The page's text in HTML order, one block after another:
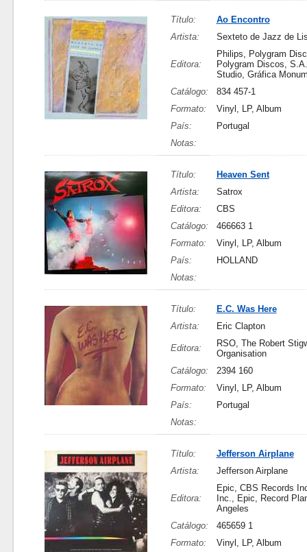
Título:
Ao Encontro
Artista:
Sexteto de Jazz de
Editora:
Philips, Polygram
Polygram Discos,
Studio, Gráfica
Catálogo:
834 457-1
Formato:
Vinyl, LP, Album
País:
Portugal
Notas:
Título:
Heaven Sent
Artista:
Satrox
Editora:
CBS
Catálogo:
466663 1
Formato:
Vinyl, LP, Album
País:
HOLLAND
Notas:
Título:
E.C. Was Here
Artista:
Eric Clapton
Editora:
RSO, The Robert
Organisation
Catálogo:
2394 160
Formato:
Vinyl, LP, Album
País:
Portugal
Notas:
Título:
Jefferson Airplane
Artista:
Jefferson Airplane
Editora:
Epic, CBS Records
Inc., Epic, Record
Angeles
Catálogo:
465659 1
Formato:
Vinyl, LP, Album